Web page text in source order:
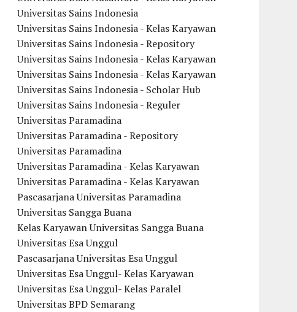
Universitas Sains Indonesia
Universitas Sains Indonesia - Kelas Karyawan
Universitas Sains Indonesia - Repository
Universitas Sains Indonesia - Kelas Karyawan
Universitas Sains Indonesia - Kelas Karyawan
Universitas Sains Indonesia - Scholar Hub
Universitas Sains Indonesia - Reguler
Universitas Paramadina
Universitas Paramadina - Repository
Universitas Paramadina
Universitas Paramadina - Kelas Karyawan
Universitas Paramadina - Kelas Karyawan
Pascasarjana Universitas Paramadina
Universitas Sangga Buana
Kelas Karyawan Universitas Sangga Buana
Universitas Esa Unggul
Pascasarjana Universitas Esa Unggul
Universitas Esa Unggul- Kelas Karyawan
Universitas Esa Unggul- Kelas Paralel
Universitas BPD Semarang